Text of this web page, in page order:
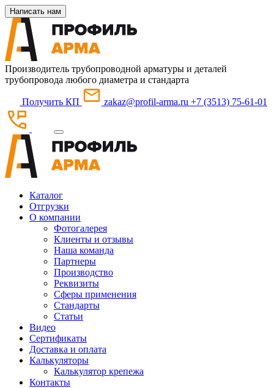
Написать нам
Производитель трубопроводной арматуры и деталей
трубопровода любого диаметра и стандарта
Получить КП zakaz@profil-arma.ru +7 (3513) 75-61-01
Каталог
Отгрузки
О компании
Фотогалерея
Клиенты и отзывы
Наша команда
Партнеры
Производство
Реквизиты
Сферы применения
Стандарты
Статьи
Видео
Сертификаты
Доставка и оплата
Калькуляторы
Калькулятор крепежа
Контакты